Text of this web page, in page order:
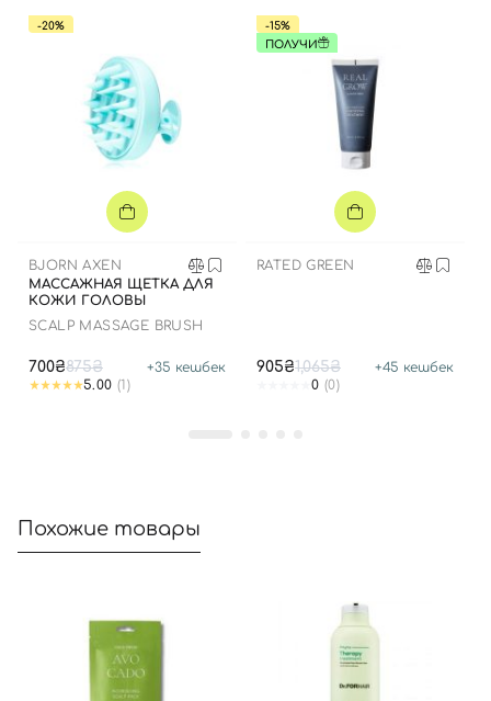
-20%
BJORN AXEN
МАССАЖНАЯ ЩЕТКА ДЛЯ
КОЖИ ГОЛОВЫ
SCALP MASSAGE BRUSH
700₴875₴ +35 кешбек
5.00 (1)
-15%
ПОЛУЧИ
RATED GREEN
905₴1,065₴ +45 кешбек
0 (0)
Похожие товары
Вход Регистрация
Номер телефона
Отправляя форму для авторизации/регистрации, вы